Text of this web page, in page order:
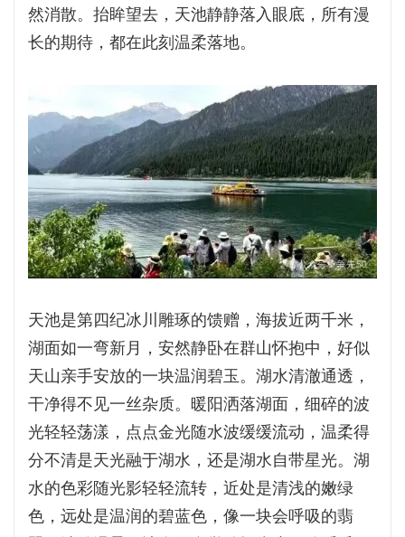
然消散。抬眸望去，天池静静落入眼底，所有漫
长的期待，都在此刻温柔落地。
天池是第四纪冰川雕琢的馈赠，海拔近两千米，
湖面如一弯新月，安然静卧在群山怀抱中，好似
天山亲手安放的一块温润碧玉。湖水清澈通透，
干净得不见一丝杂质。暖阳洒落湖面，细碎的波
光轻轻荡漾，点点金光随水波缓缓流动，温柔得
分不清是天光融于湖水，还是湖水自带星光。湖
水的色彩随光影轻轻流转，近处是清浅的嫩绿
色，远处是温润的碧蓝色，像一块会呼吸的翡